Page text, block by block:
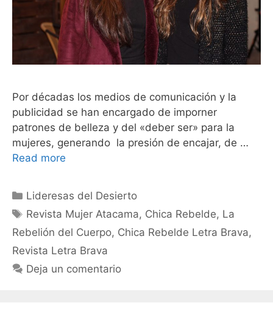
Por décadas los medios de comunicación y la
publicidad se han encargado de imporner
patrones de belleza y del «deber ser» para la
mujeres, generando la presión de encajar, de …
Read more
Lideresas del Desierto
Revista Mujer Atacama, Chica Rebelde, La
Rebelión del Cuerpo, Chica Rebelde Letra Brava,
Revista Letra Brava
Deja un comentario